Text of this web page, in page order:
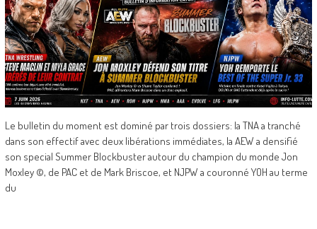
Le bulletin du moment est dominé par trois dossiers: la TNA a tranché
dans son effectif avec deux libérations immédiates, la AEW a densifié
son special Summer Blockbuster autour du champion du monde Jon
Moxley ©, de PAC et de Mark Briscoe, et NJPW a couronné YOH au terme
du